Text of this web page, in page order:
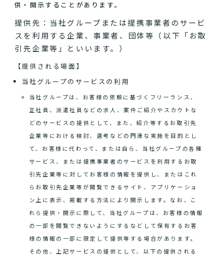
供・開示することがあります。
提供先：当社グループまたは提携事業者のサービ
スを利用する企業、事業者、団体等（以下「お取
引先企業等」といいます。）
【提供される場面】
当社グループのサービスの利用
当社グループは、お客様の依頼に基づくフリーランス、
正社員、派遣社員などの求人、案件ご紹介やスカウトな
どのサービスの提供として、また、紹介等するお取引先
企業等における検討、選考などの円滑な実施を目的とし
て、お客様に代わって、または自ら、当社グループの各種
サービス、または提携事業者のサービスを利用するお取
引先企業等に対してお客様の情報を提供し、またはこれ
らお取引先企業等が閲覧できるサイト、アプリケーショ
ン上に表示、掲載する方法により開示します。なお、こ
れら提供・開示に際して、当社グループは、お客様の情報
の一部を閲覧できないようにするなどして保有するお客
様の情報の一部に限定して提供等する場合があります。
その他、上記サービスの提供として、以下の提供される